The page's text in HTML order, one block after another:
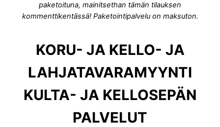
paketoituna, mainitsethan tämän tilauksen
kommenttikentässä! Paketointipalvelu on maksuton.
KORU- JA KELLO- JA
LAHJATAVARAMYYNTI
KULTA- JA KELLOSEPÄN
PALVELUT